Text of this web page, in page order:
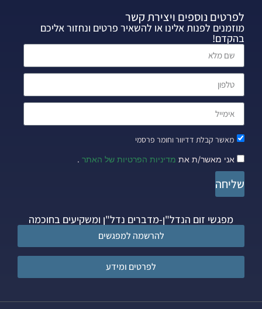
לפרטים נוספים ויצירת קשר
מוזמנים לפנות אלינו או להשאיר פרטים ונחזור אליכם
בהקדם!
מאשר קבלת דדיוור וחומר פרסמי
אני מאשר/ת את מדיניות הפרטיות של האתר .
שליחה
מפגשי זום הנדל"ן-מדברים נדל"ן ומשקיעים בחוכמה
להרשמה למפגשים
לפרטים ומידע